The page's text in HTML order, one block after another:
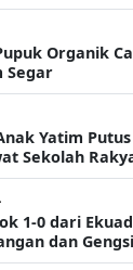
Organik
Segar
Yatim
Sekolah
1-0 dari
dan